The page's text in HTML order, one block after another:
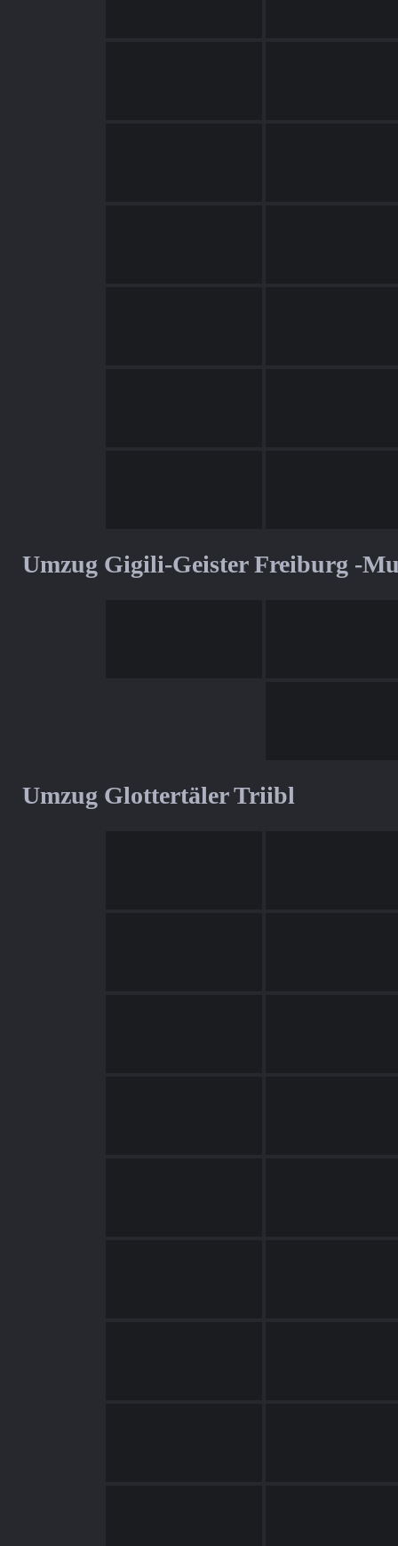
Umzug Gigili-Geister Freiburg -
Umzug Glottertäler Triibl